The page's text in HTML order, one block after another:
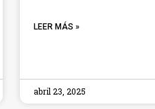
LEER MÁS »
abril 23, 2025